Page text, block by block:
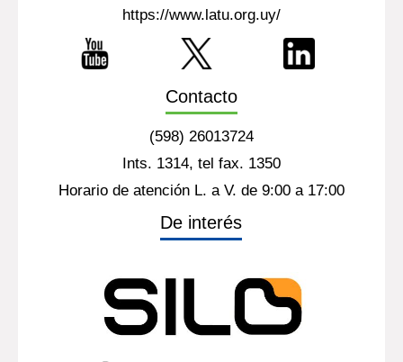
https://www.latu.org.uy/
Contacto
(598) 26013724
Ints. 1314, tel fax. 1350
Horario de atención L. a V. de 9:00 a 17:00
De interés